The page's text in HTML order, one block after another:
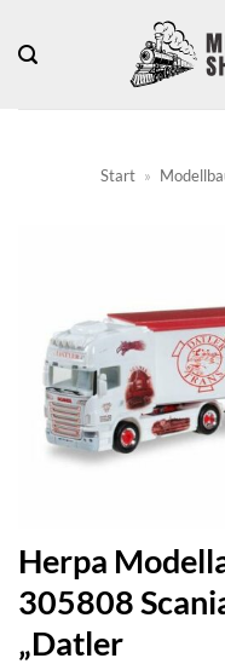
Inhalt
Start »
Herpa
305808
„Datler